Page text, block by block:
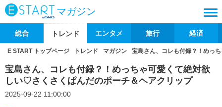
マガジン
総合 トレンド エンタメ 旅行 経済
E START トップページ トレンド マガジン 宝島さん、コレも付録？！めっ
宝島さん、コレも付録？！めっちゃ可愛くて絶対欲
しい♡さくさくぱんだのポーチ＆ヘアクリップ
2025-09-22 11:00:00